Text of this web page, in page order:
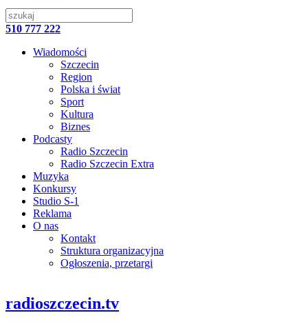
510 777 222
Wiadomości
Szczecin
Region
Polska i świat
Sport
Kultura
Biznes
Podcasty
Radio Szczecin
Radio Szczecin Extra
Muzyka
Konkursy
Studio S-1
Reklama
O nas
Kontakt
Struktura organizacyjna
Ogłoszenia, przetargi
radioszczecin.tv